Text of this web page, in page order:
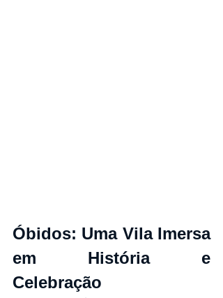
Óbidos: Uma Vila Imersa
em História e
Celebração